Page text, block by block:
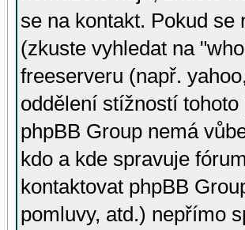
se na kontakt. Pokud se
(zkuste vyhledat na
freeserveru (např.
oddělení stížností
phpBB Group nemá
kdo a kde spravuje
kontaktovat phpBB
pomluvy, atd.) nepřímo